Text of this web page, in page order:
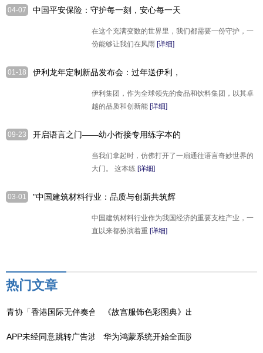
04-07 中国平安保险：守护每一刻，安心每一天
在这个充满变数的世界里，我们都需要一份守护，一
份能够让我们在风雨 [详细]
01-18
伊利龙年定制新品发布会：过年送伊利，
伊利集团，作为全球领先的食品和饮料集团，以其卓
越的品质和创新能 [详细]
09-23
开启语言之门——幼小衔接专用练字本的
当我们拿起时，仿佛打开了一扇通往语言奇妙世界的
大门。 这本练 [详细]
03-01
"中国建筑材料行业：品质与创新共筑辉
中国建筑材料行业作为我国经济的重要支柱产业，一
直以来都扮演着重 [详细]
热门文章
青协「香港国际无伴奏合唱节」圆满举行《故宫服饰色彩图典》出版 精选220件稀有
APP未经同意跳转广告涉嫌违法！规定至少转动35°、3秒以上才能跳转
华为鸿蒙系统开始全面脱离安卓：未适配应